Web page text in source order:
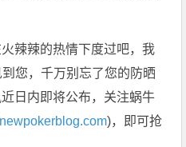
辣辣的热情下度过吧，我
您，千万别忘了您的防晒
日内即将公布，关注蜗牛
)，即可抢